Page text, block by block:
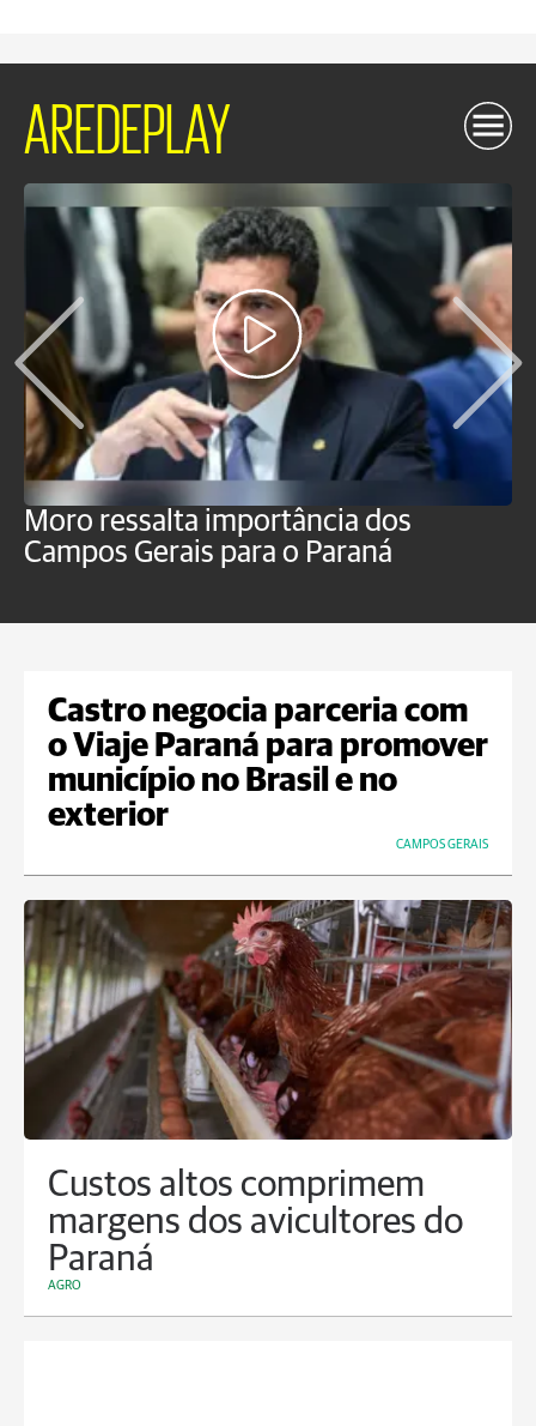
AREDEPLAY
Moro ressalta importância dos
Campos Gerais para o Paraná
Castro negocia parceria com
o Viaje Paraná para promover
município no Brasil e no
exterior
CAMPOS GERAIS
Custos altos comprimem
margens dos avicultores do
Paraná
AGRO